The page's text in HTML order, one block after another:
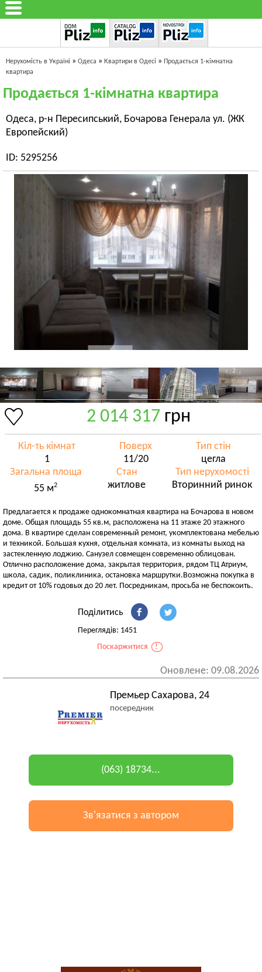
Нерухомість в Україні » Одеса » Квартири в Одесі » Продається 1-кімнатна
квартира
Продається 1-кімнатна квартира
Одеса, р-н Пересипський, Бочарова Генерала ул. (ЖК
Европейский)
ID: 5295256
2 014 317 грн
Кіл-ть кімнат
1
Поверх
11/20
Тип стін
цегла
Загальна площа
55 м2
Стан
житлове
Тип нерухомості
Вторинний ринок
Предлагается к продаже однокомнатная квартира на Бочарова в новом
доме. Общая площадь 55 кв.м, расположена на 11 этаже 20 этажного
дома. В квартире сделан современный ремонт, укомплектована мебелью
и техникой. Большая кухня, отдельная комната, из комнаты выход на
застекленную лоджию. Санузел совмещен современно облицован.
Отлично расположение дома, закрытая территория, рядом ТЦ Атриум,
школа, садик, поликлиника, остановка маршрутки.Возможна покупка в
кредит от 10% годовых до 20 лет. Посредникам, просьба не беспокоить.
Поділитись
Переглядів: 1451
Поскаржитися
!
Оновлене: 09.08.2026
Премьер Сахарова, 24
посередник
(063) 18734...
Зв'язатися з автором